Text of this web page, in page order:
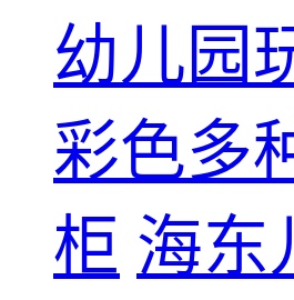
幼儿园
彩色多
柜 海东